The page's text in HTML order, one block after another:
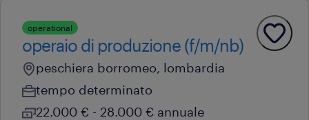
operational
operaio di produzione (f/m/nb)
peschiera borromeo, lombardia
tempo determinato
22.000 € - 28.000 € annuale